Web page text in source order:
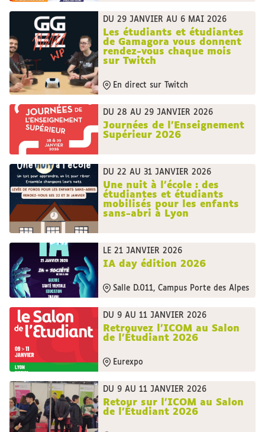
DU 29 JANVIER AU 6 MAI 2026
Les étudiants et étudiantes
de Gamagora vous donnent
rendez-vous chaque mois
sur Twitch
En direct sur Twitch
DU 28 AU 29 JANVIER 2026
Journées de l'Enseignement
Supérieur 2026
DU 22 AU 31 JANVIER 2026
Une nuit à l’école : des
étudiantes et étudiants
mobilisés pour les enfants
sans-abri à Lyon
LE 21 JANVIER 2026
IA day édition 2026
Salle D.011, Campus Porte des Alpes
DU 9 AU 11 JANVIER 2026
Retrouvez l'ICOM au Salon
de l'Étudiant 2026
Eurexpo
DU 9 AU 11 JANVIER 2026
Retour sur l'ICOM au Salon
de l'Étudiant 2026